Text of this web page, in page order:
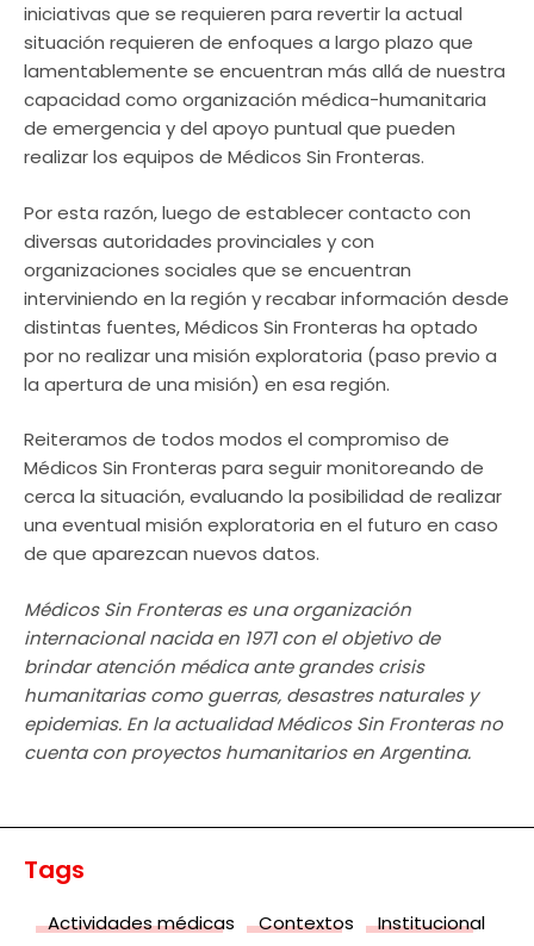
iniciativas que se requieren para revertir la actual
situación requieren de enfoques a largo plazo que
lamentablemente se encuentran más allá de nuestra
capacidad como organización médica-humanitaria
de emergencia y del apoyo puntual que pueden
realizar los equipos de Médicos Sin Fronteras.
Por esta razón, luego de establecer contacto con
diversas autoridades provinciales y con
organizaciones sociales que se encuentran
interviniendo en la región y recabar información desde
distintas fuentes, Médicos Sin Fronteras ha optado
por no realizar una misión exploratoria (paso previo a
la apertura de una misión) en esa región.
Reiteramos de todos modos el compromiso de
Médicos Sin Fronteras para seguir monitoreando de
cerca la situación, evaluando la posibilidad de realizar
una eventual misión exploratoria en el futuro en caso
de que aparezcan nuevos datos.
Médicos Sin Fronteras es una organización
internacional nacida en 1971 con el objetivo de
brindar atención médica ante grandes crisis
humanitarias como guerras, desastres naturales y
epidemias. En la actualidad Médicos Sin Fronteras no
cuenta con proyectos humanitarios en Argentina.
Tags
Actividades médicas Contextos Institucional